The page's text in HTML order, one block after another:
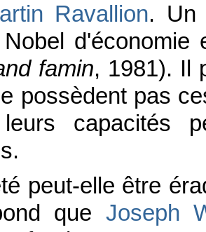
Ravallion. Un
d'économie
famin, 1981). Il
possèdent pas
capacités
peut-elle être
que Joseph